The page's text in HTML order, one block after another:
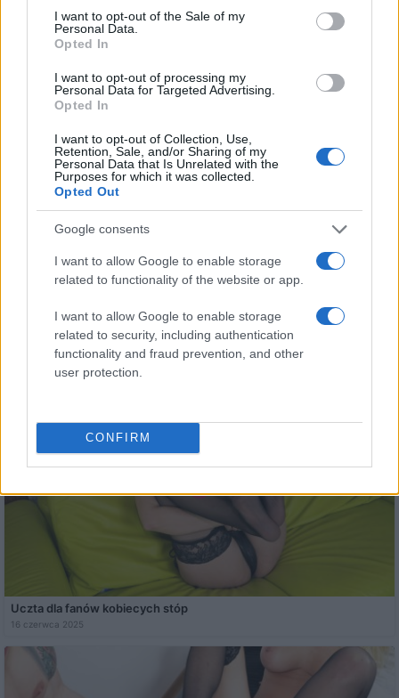
consent section.
I want to opt-out of the Sale of my
Personal Data.
Opted In
I want to opt-out of processing my
Personal Data for Targeted Advertising.
Opted In
I want to opt-out of Collection, Use,
Retention, Sale, and/or Sharing of my
Personal Data that Is Unrelated with the
Purposes for which it was collected.
Opted Out
Google consents
I want to allow Google to enable storage
related to functionality of the website or app.
I want to allow Google to enable storage
related to security, including authentication
functionality and fraud prevention, and other
user protection.
CONFIRM
26 lipca 2025
Trener personalny
12 lipca 2025
Uczta dla fanów kobiecych stóp
16 czerwca 2025